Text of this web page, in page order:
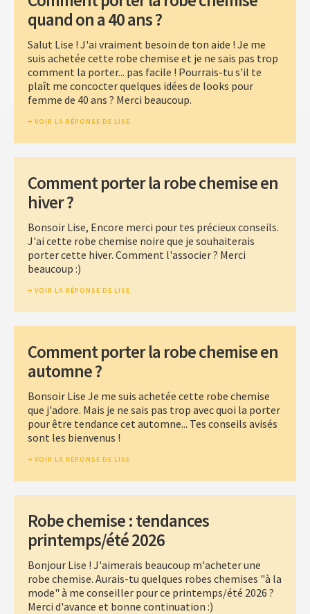
quand on a 40 ans ?
Salut Lise ! J'ai vraiment besoin de ton aide ! Je me
suis achetée cette robe chemise et je ne sais pas trop
comment la porter... pas facile ! Pourrais-tu s'il te
plaît me concocter quelques idées de looks pour
femme de 40 ans ? Merci beaucoup.
VOIR LA RÉPONSE DE LISE
Comment porter la robe chemise en
hiver ?
Bonsoir Lise, Encore merci pour tes précieux conseils.
J'ai cette robe chemise noire que je souhaiterais
porter cette hiver. Comment l'associer ? Merci
beaucoup :)
VOIR LA RÉPONSE DE LISE
Comment porter la robe chemise en
automne ?
Bonsoir Lise Je me suis achetée cette robe chemise
que j'adore. Mais je ne sais pas trop avec quoi la porter
pour être tendance cet automne... Tes conseils avisés
sont les bienvenus !
VOIR LA RÉPONSE DE LISE
Robe chemise : tendances
printemps/été 2026
Bonjour Lise ! J'aimerais beaucoup m'acheter une
robe chemise. Aurais-tu quelques robes chemises "à la
mode" à me conseiller pour ce printemps/été 2026 ?
Merci d'avance et bonne continuation :)